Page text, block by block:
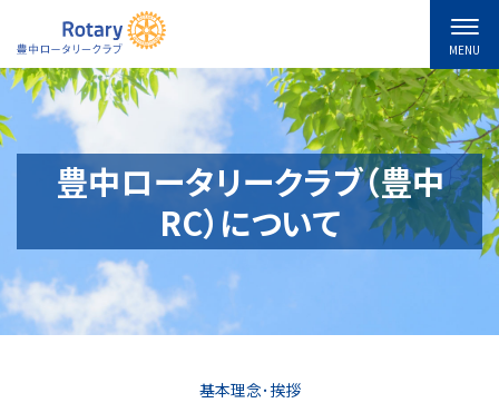
MENU
豊中ロータリークラブ（豊中
RC）について
基本理念･挨拶